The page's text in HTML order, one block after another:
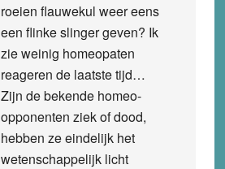
roeien flauwekul weer eens
een flinke slinger geven? Ik
zie weinig homeopaten
reageren de laatste tijd…
Zijn de bekende homeo-
opponenten ziek of dood,
hebben ze eindelijk het
wetenschappelijk licht